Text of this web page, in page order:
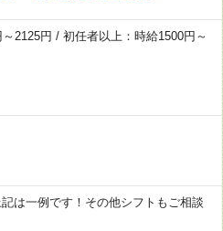
2125円 / 初任者以上：時給1500円～
は一例です！その他シフトもご相談